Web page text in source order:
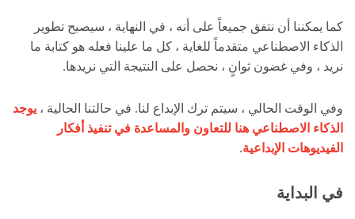
كما يمكننا أن نتفق جميعاً على أنه ، في النهاية ، سيصبح تطوير
الذكاء الاصطناعي متقدماً للغاية ، كل ما علينا فعله هو كتابة ما
نريد ، وفي غضون ثوانٍ ، نحصل على النتيجة التي نريدها.
وفي الوقت الحالي ، سيتم ترك الإبداع لنا. في حالتنا الحالية ، يوجد
الذكاء الاصطناعي هنا للتعاون والمساعدة في تنفيذ أفكار
الفيديوهات الإبداعية.
في البداية